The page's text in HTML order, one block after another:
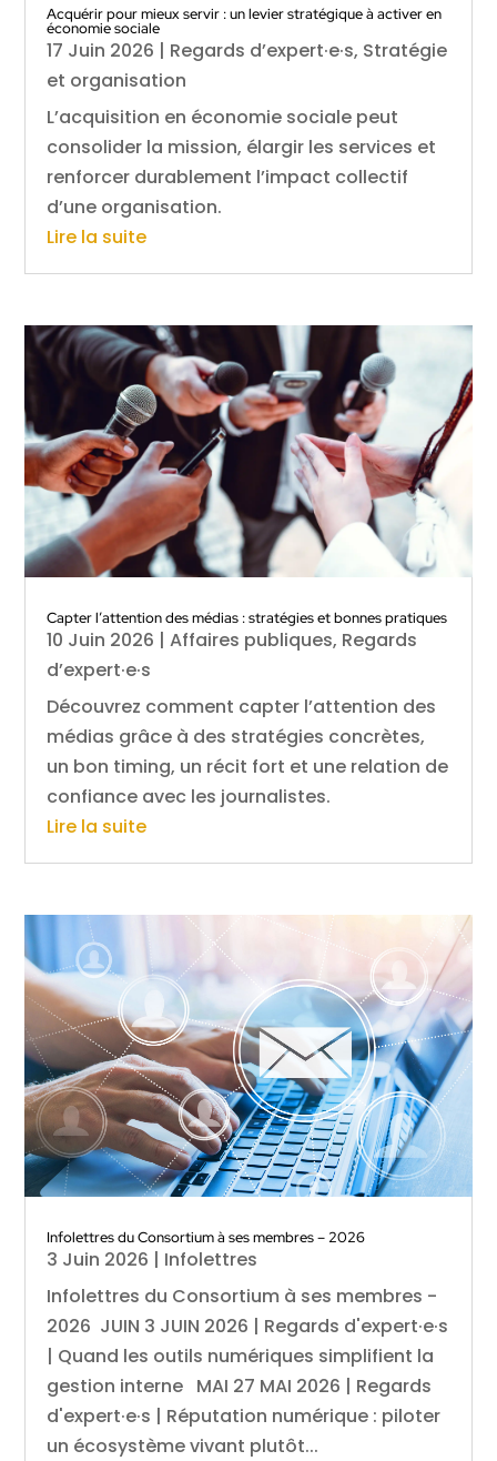
Acquérir pour mieux servir : un levier stratégique à activer en
économie sociale
17 Juin 2026 | Regards d’expert·e·s, Stratégie
et organisation
L’acquisition en économie sociale peut
consolider la mission, élargir les services et
renforcer durablement l’impact collectif
d’une organisation.
Lire la suite
Capter l’attention des médias : stratégies et bonnes pratiques
10 Juin 2026 |Affaires publiques, Regards
d’expert·e·s
Découvrez comment capter l’attention des
médias grâce à des stratégies concrètes,
un bon timing, un récit fort et une relation de
confiance avec les journalistes.
Lire la suite
Infolettres du Consortium à ses membres – 2026
3 Juin 2026 | Infolettres
Infolettres du Consortium à ses membres -
2026 JUIN 3 JUIN 2026 | Regards d'expert·e·s
| Quand les outils numériques simplifient la
gestion interne MAI 27 MAI 2026 | Regards
d'expert·e·s | Réputation numérique : piloter
un écosystème vivant plutôt...